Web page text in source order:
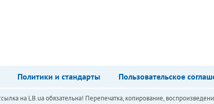
Политики и стандарты Пользовательское
на LB.ua обязательна! Перепечатка, копирование,